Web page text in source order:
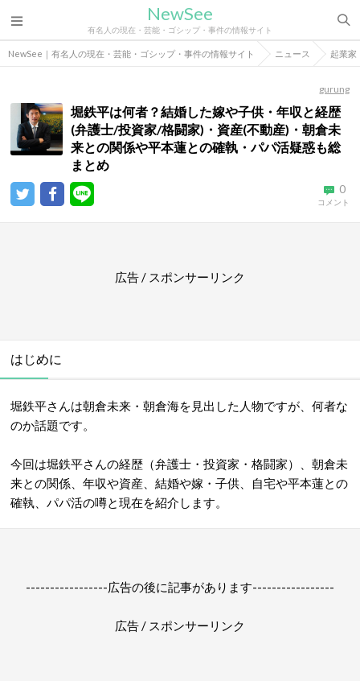
NewSee
有名人の現在・芸能・ゴシップ・事件の情報サイト
NewSee｜有名人の現在・芸能・ゴシップ・事件の情報サイト ニュース 起業家
gurung
堀鉄平は何者？結婚した嫁や子供・年収と経歴
(弁護士/投資家/格闘家)・資産(不動産)・朝倉未
来との関係や平本蓮との確執・パパ活疑惑も総
まとめ
0
コメント
広告 / スポンサーリンク
はじめに
堀鉄平さんは朝倉未来・朝倉海を見出した人物ですが、何者な
のか話題です。
今回は堀鉄平さんの経歴（弁護士・投資家・格闘家）、朝倉未
来との関係、年収や資産、結婚や嫁・子供、自宅や平本蓮との
確執、パパ活の噂と現在を紹介します。
-----------------広告の後に記事があります-----------------
広告 / スポンサーリンク